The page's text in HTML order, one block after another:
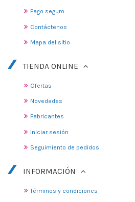
Pago seguro
Contáctenos
Mapa del sitio
TIENDA ONLINE
Ofertas
Novedades
Fabricantes
Iniciar sesión
Seguimiento de pedidos
INFORMACIÓN
Términos y condiciones